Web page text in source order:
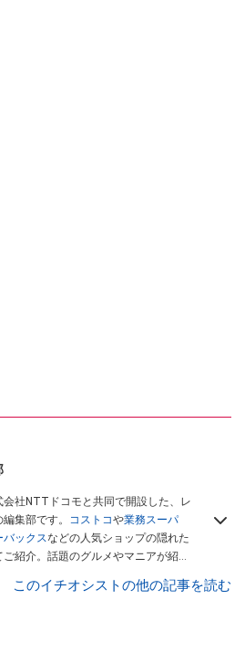
社NTTドコモと共同で開設した、レ
集部です。 コストコや業務スーパ
バックスなどの人気ショップの隠れた
紹介。話題のグルメやマニアが紹介
してレビューしています。毎日トレン
このイチオシストの他の記事を読む